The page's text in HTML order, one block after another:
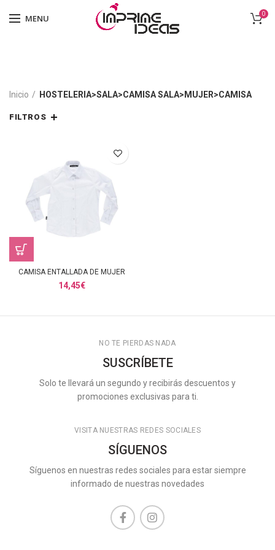
MENU 0
Inicio HOSTELERIA>SALA>CAMISA SALA>MUJER>CAMISA
FILTROS
CAMISA ENTALLADA DE MUJER
14,45€
NO TE PIERDAS NADA
SUSCRÍBETE
Solo te llevará un segundo y recibirás descuentos y
promociones exclusivas para ti.
VISITA NUESTRAS REDES SOCIALES
SÍGUENOS
Síguenos en nuestras redes sociales para estar siempre
informado de nuestras novedades